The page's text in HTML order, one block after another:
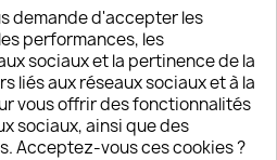
92% et 94% de nos clients
6/7J de 10h à 18H
demande d'accepter les
performances, les
sociaux et la pertinence de la
liés aux réseaux sociaux et à la
vous offrir des fonctionnalités
sociaux, ainsi que des
Acceptez-vous ces cookies ?